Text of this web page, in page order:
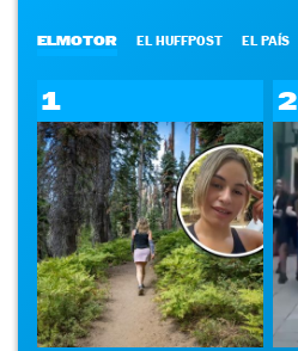
ELMOTOR EL HUFFPOST EL PAÍS
1 2